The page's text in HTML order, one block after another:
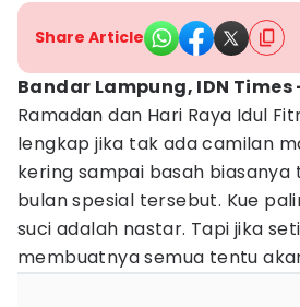
Share Article
Bandar Lampung, IDN Times
Ramadan dan Hari Raya Idul
lengkap jika tak ada camilan
kering sampai basah
bulan spesial tersebut. Kue
suci adalah nastar. Tapi jika
membuatnya semua tentu